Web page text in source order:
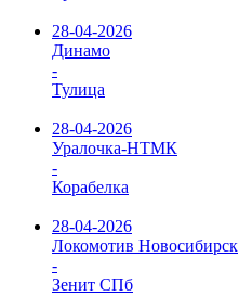
28-04-2026
Динамо
-
Тулица
28-04-2026
Уралочка-НТМК
-
Корабелка
28-04-2026
Локомотив Новосибирск
-
Зенит СПб